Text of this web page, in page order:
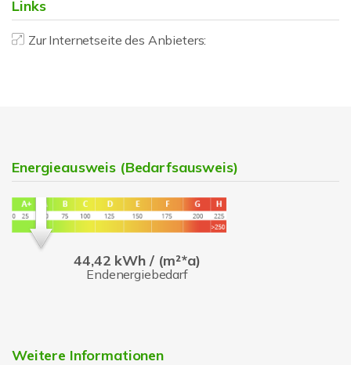
Links
Zur Internetseite des Anbieters:
Energieausweis (Bedarfsausweis)
44,42 kWh / (m²*a)
Endenergiebedarf
Weitere Informationen